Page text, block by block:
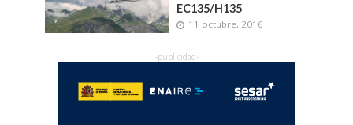
EC135/H135
11 octubre, 2016